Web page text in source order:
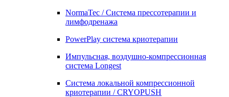
NormaTec / Система прессотерапии и
лимфодренажа
PowerPlay система криотерапии
Импульсная, воздушно-компрессионная
система Longest
Система локальной компрессионной
криотерапии / CRYOPUSH